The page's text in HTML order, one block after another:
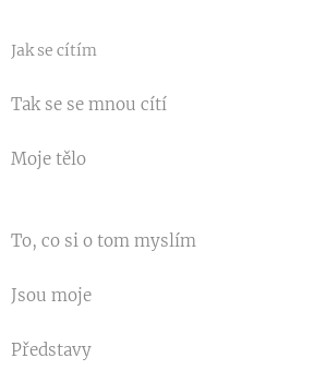
Jak se cítím
Tak se se mnou cítí
Moje tělo
To, co si o tom myslím
Jsou moje
Představy